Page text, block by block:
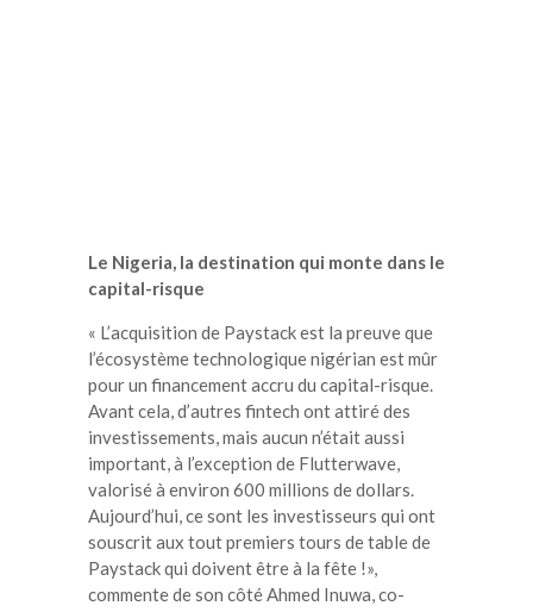
Le Nigeria, la destination qui monte dans le
capital-risque
« L’acquisition de Paystack est la preuve que
l’écosystème technologique nigérian est mûr
pour un financement accru du capital-risque.
Avant cela, d’autres fintech ont attiré des
investissements, mais aucun n’était aussi
important, à l’exception de Flutterwave,
valorisé à environ 600 millions de dollars.
Aujourd’hui, ce sont les investisseurs qui ont
souscrit aux tout premiers tours de table de
Paystack qui doivent être à la fête !»,
commente de son côté Ahmed Inuwa, co-